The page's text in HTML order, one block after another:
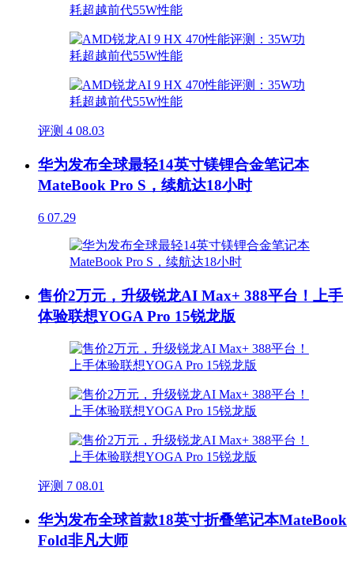
评测 4 08.03
华为发布全球最轻14英寸镁锂合金笔记本
MateBook Pro S，续航达18小时
6 07.29
售价2万元，升级锐龙AI Max+ 388平台！上手
体验联想YOGA Pro 15锐龙版
评测 7 08.01
华为发布全球首款18英寸折叠笔记本MateBook
Fold非凡大师